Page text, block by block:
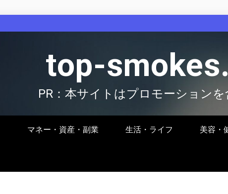
top-
PR：本サイトはプロモーションを
マネー・資産・副業 生活・ライフ 美容・